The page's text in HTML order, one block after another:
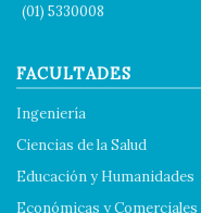
(01) 5330008
FACULTADES
Ingeniería
Ciencias de la Salud
Educación y Humanidades
Económicas y Comerciales